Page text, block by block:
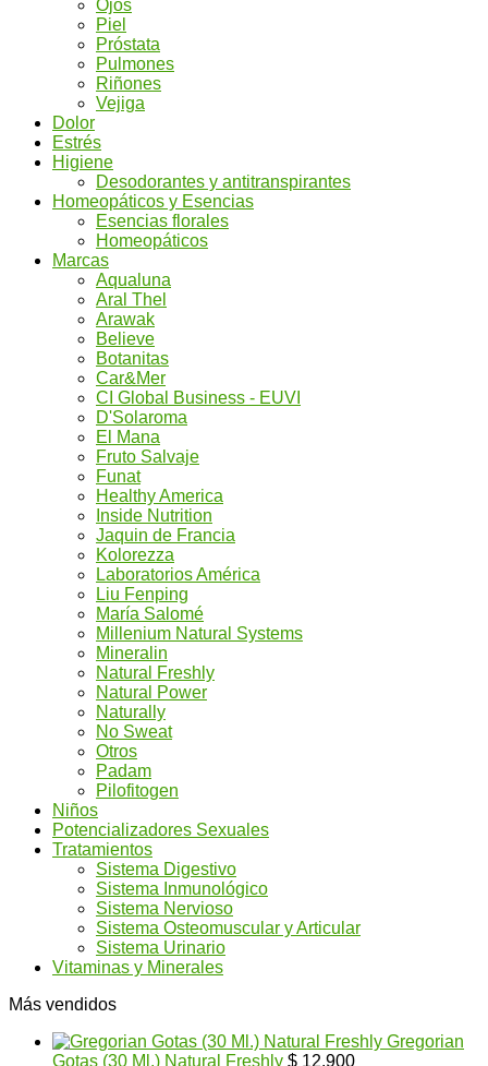
Ojos
Piel
Próstata
Pulmones
Riñones
Vejiga
Dolor
Estrés
Higiene
Desodorantes y antitranspirantes
Homeopáticos y Esencias
Esencias florales
Homeopáticos
Marcas
Aqualuna
Aral Thel
Arawak
Believe
Botanitas
Car&Mer
CI Global Business - EUVI
D'Solaroma
El Mana
Fruto Salvaje
Funat
Healthy America
Inside Nutrition
Jaquin de Francia
Kolorezza
Laboratorios América
Liu Fenping
María Salomé
Millenium Natural Systems
Mineralin
Natural Freshly
Natural Power
Naturally
No Sweat
Otros
Padam
Pilofitogen
Niños
Potencializadores Sexuales
Tratamientos
Sistema Digestivo
Sistema Inmunológico
Sistema Nervioso
Sistema Osteomuscular y Articular
Sistema Urinario
Vitaminas y Minerales
Más vendidos
Gregorian
Gotas (30 Ml.) Natural Freshly $ 12.900